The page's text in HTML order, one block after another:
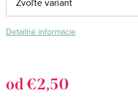
Detailné informácie
od€2,50